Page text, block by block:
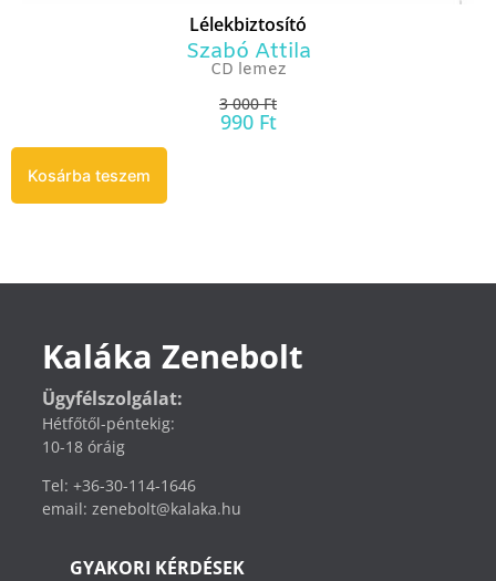
Lélekbiztosító
Szabó Attila
CD lemez
3 000Ft
990 Ft
Kosárba teszem
Kaláka Zenebolt
Ügyfélszolgálat:
Hétfőtől-péntekig:
10-18 óráig
Tel: +36-30-114-1646
email: zenebolt@kalaka.hu
GYAKORI KÉRDÉSEK